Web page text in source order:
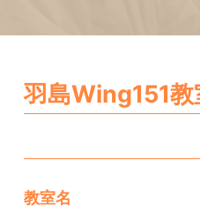
羽島Wing151教
教室名